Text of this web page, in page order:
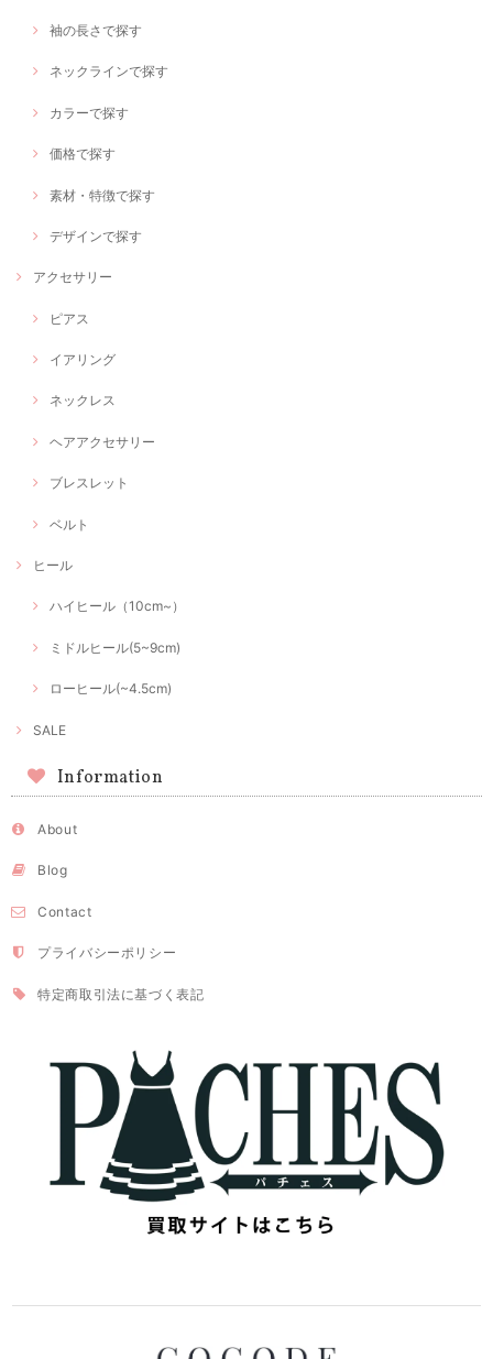
袖の長さで探す
ネックラインで探す
カラーで探す
価格で探す
素材・特徴で探す
デザインで探す
アクセサリー
ピアス
イアリング
ネックレス
ヘアアクセサリー
ブレスレット
ベルト
ヒール
ハイヒール（10cm~）
ミドルヒール(5~9cm)
ローヒール(~4.5cm)
SALE
Information
About
Blog
Contact
プライバシーポリシー
特定商取引法に基づく表記